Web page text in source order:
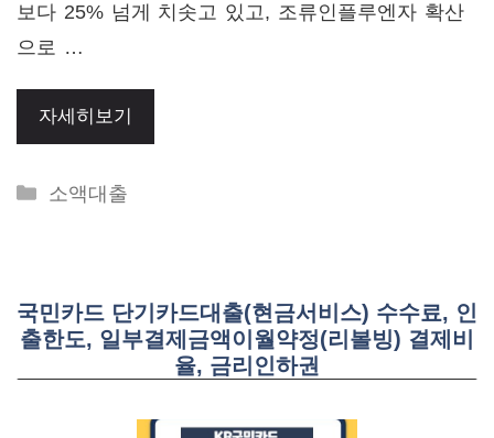
보다 25% 넘게 치솟고 있고, 조류인플루엔자 확산
으로 …
자세히보기
Categories
소액대출
국민카드 단기카드대출(현금서비스) 수수료, 인
출한도, 일부결제금액이월약정(리볼빙) 결제비
율, 금리인하권